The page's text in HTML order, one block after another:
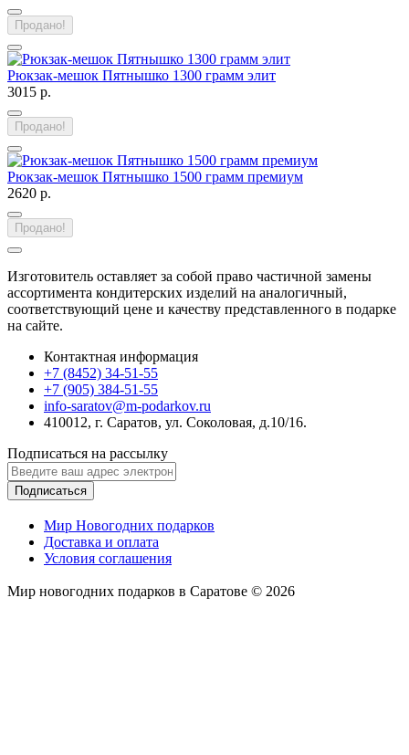
Продано!
Рюкзак-мешок Пятнышко 1300 грамм элит
3015 р.
Продано!
Рюкзак-мешок Пятнышко 1500 грамм премиум
2620 р.
Продано!
Изготовитель оставляет за собой право частичной замены
ассортимента кондитерских изделий на аналогичный,
соответствующий цене и качеству представленного в подарке
на сайте.
Контактная информация
+7 (8452) 34-51-55
+7 (905) 384-51-55
info-saratov@m-podarkov.ru
410012, г. Саратов, ул. Соколовая, д.10/16.
Подписаться на рассылку
Подписаться
Мир Новогодних подарков
Доставка и оплата
Условия соглашения
Мир новогодних подарков в Саратове © 2026